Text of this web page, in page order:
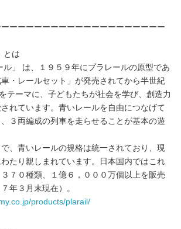
ーーーーーーーーーーーーーーーーーーー
とは
ル」 は、１９５９年にプラレールの原型であ
・レールセット」が発売されてから半世紀
テーマに、子どもたちが社会を学び、創造力
れています。青いレールを自由につなげて
３両編成の列車を走らせることが基本の遊
、青いレールの規格は統一されており、現
たり親しまれています。日本国内ではこれ
７０種類、１億６，０００万個以上を販売
年３月末現在）。
products/plarail/